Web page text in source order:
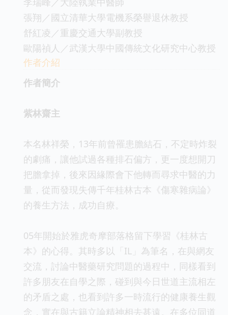
張翔／國立清華大學電機系榮譽退休教授
舒紅凌／重慶交通大學副教授
歐陽禎人／武漢大學中國傳統文化研究中心教授
作者介紹
作者簡介
紫林齋主
本名林祥榮，13年前曾罹患膽結石，不定時炸裂
的劇痛，讓他試過各種排石偏方，更一度想開刀
把膽拿掉，後來因緣際會下他轉而尋求中醫的力
量，從而發現失傳千年桂林古本《傷寒雜病論》
的養生方法，成功自療。
05年開始於雅虎奇摩部落格留下學習《桂林古
本》的心得。其時多以「IL」為筆名，在與網友
交流，討論中醫藥研究問題的過程中，同樣看到
許多朋友在自學之際，碰到與今日世道主流相左
的矛盾之處，也看到許多一時流行的健康養生觀
念，實在與古籍立論精神相去甚遠。在多位同道